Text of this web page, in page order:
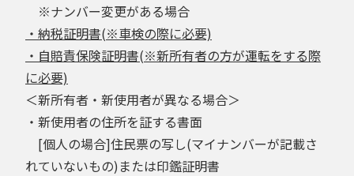
※ナンバー変更がある場合
・納税証明書(※車検の際に必要)
・自賠責保険証明書(※新所有者の方が運転をする際
に必要)
＜新所有者・新使用者が異なる場合＞
・新使用者の住所を証する書面
[個人の場合]住民票の写し(マイナンバーが記載さ
れていないもの)または印鑑証明書